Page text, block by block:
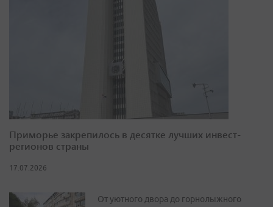
Приморье закрепилось в десятке лучших инвест-
регионов страны
17.07.2026
От уютного двора до горнолыжного